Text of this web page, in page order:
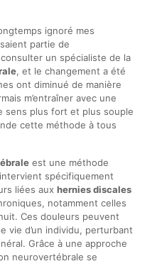
ignoré mes
partie de
consulter un spécialiste de la
, et le changement a été
ont diminué de manière
m’entraîner avec une
sens plus fort et plus souple
cette méthode à tous
est une méthode
spécifiquement
liées aux hernies discales
notamment celles
Ces douleurs peuvent
vie d’un individu, perturbant
Grâce à une approche
neurovertébrale se